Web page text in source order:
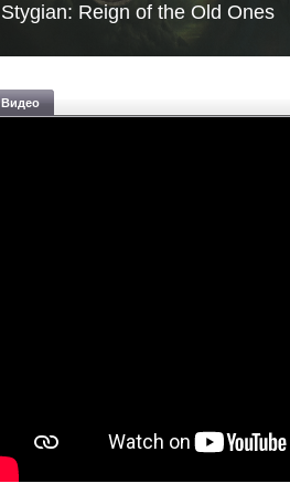
Stygian: Reign of the Old Ones
Видео